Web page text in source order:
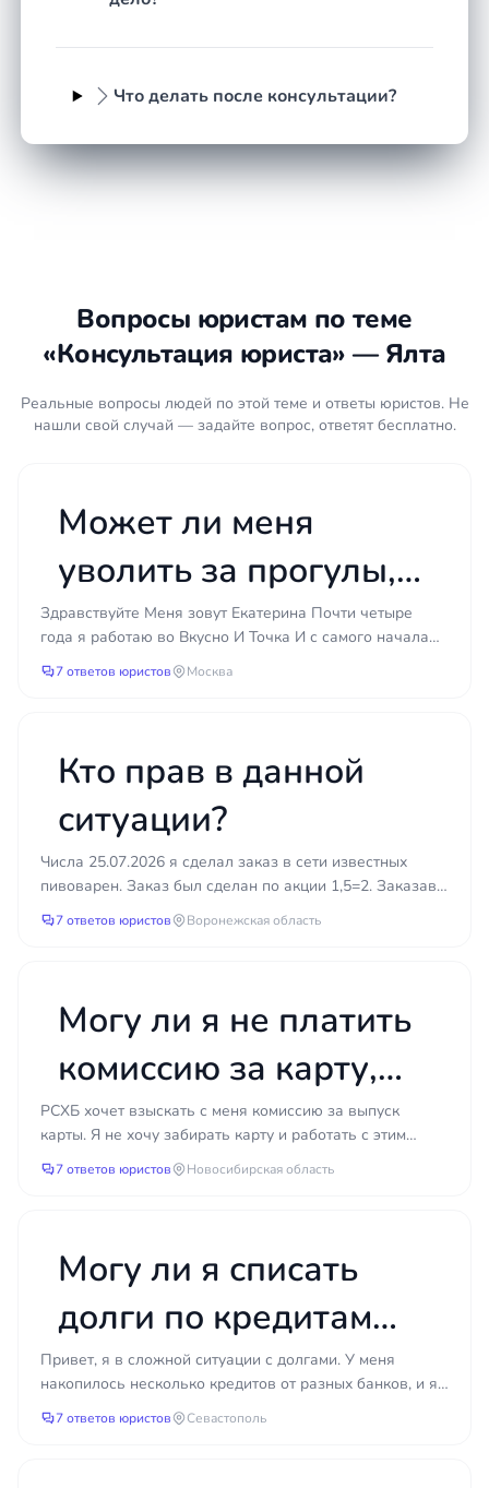
Что делать после консультации?
Вопросы юристам по теме
«Консультация юриста» — Ялта
Реальные вопросы людей по этой теме и ответы юристов. Не
нашли свой случай — задайте вопрос, ответят бесплатно.
Может ли меня
уволить за прогулы,
если расписание не
выкладывают?
Здравствуйте Меня зовут Екатерина Почти четыре
года я работаю во Вкусно И Точка И с самого начала
виду нарушения по отношению ко мне Но в последнее
7 ответов юристов Москва
Кто прав в данной
ситуации?
Числа 25.07.2026 я сделал заказ в сети известных
пивоварен. Заказ был сделан по акции 1,5=2. Заказав
3 по 1,5 , я рассчитывал и рассчитал, что по акци...
7 ответов юристов Воронежская область
Могу ли я не платить
комиссию за карту,
которую я не
активировала?
РСХБ хочет взыскать с меня комиссию за выпуск
карты. Я не хочу забирать карту и работать с этим
банком, но в поддержке мне сказали что я все равно
7 ответов юристов Новосибирская область
Могу ли я списать
долги по кредитам
через МФЦ без суда
и что для этого
Привет, я в сложной ситуации с долгами. У меня
накопилось несколько кредитов от разных банков, и я
честно уже не вижу способа их погасить. Работы нет,...
7 ответов юристов Севастополь